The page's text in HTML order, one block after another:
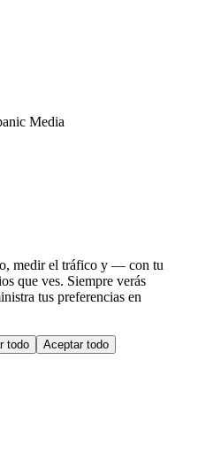
Media
medir el tráfico y — con tu
que ves. Siempre verás
tus preferencias en
todo Aceptar todo